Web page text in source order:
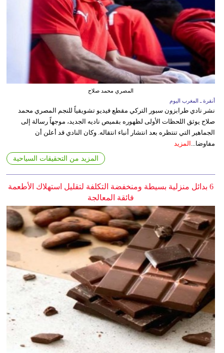
المصري محمد صلاح
أنقرة ـ المغرب اليوم
نشر نادي طرابزون سبور التركي مقطع فيديو تشويقياً للنجم المصري محمد
صلاح يوثق اللحظات الأولى لظهوره بقميص ناديه الجديد، موجهاً رسالة إلى
الجماهير التي تنتظره بعد انتشار أنباء انتقاله. وكان النادي قد أعلن أن
مفاوضا... المزيد
المزيد من التحقيقات السياحية
6 بدائل منزلية بسيطة ومنخفضة التكلفة لتقليل استهلاك الأطعمة
فائقة المعالجة